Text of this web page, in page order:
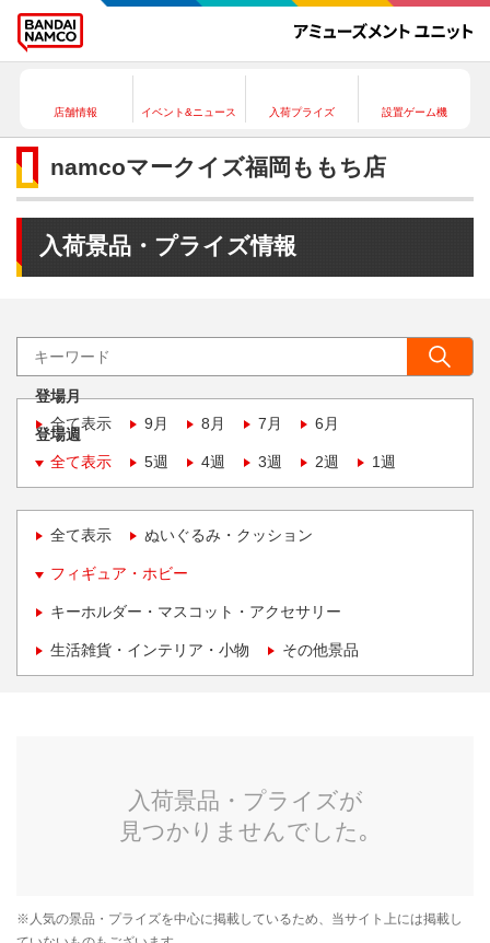
店舗情報 イベント&ニュース 入荷プライズ 設置ゲーム機
namcoマークイズ福岡ももち店
入荷景品・プライズ情報
登場月
全て表示
9月 8月 7月 6月
登場週
全て表示
5週 4週 3週 2週 1週
全て表示 ぬいぐるみ・クッション
フィギュア・ホビー
キーホルダー・マスコット・アクセサリー
生活雑貨・インテリア・小物 その他景品